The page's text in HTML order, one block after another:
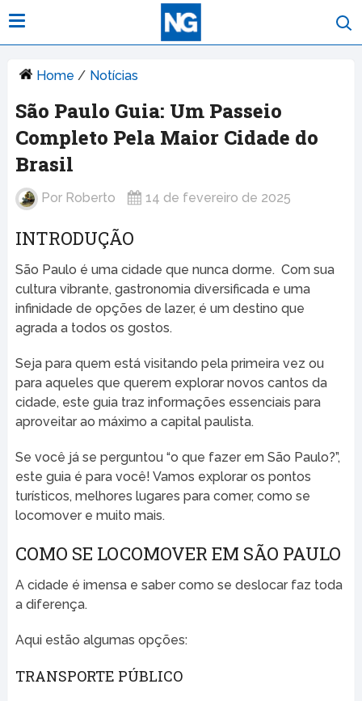
Home / Notícias
São Paulo Guia: Um Passeio
Completo Pela Maior Cidade do
Brasil
Por Roberto 14 de fevereiro de 2025
INTRODUÇÃO
São Paulo é uma cidade que nunca dorme. Com sua
cultura vibrante, gastronomia diversificada e uma
infinidade de opções de lazer, é um destino que
agrada a todos os gostos.
Seja para quem está visitando pela primeira vez ou
para aqueles que querem explorar novos cantos da
cidade, este guia traz informações essenciais para
aproveitar ao máximo a capital paulista.
Se você já se perguntou “o que fazer em São Paulo?”,
este guia é para você! Vamos explorar os pontos
turísticos, melhores lugares para comer, como se
locomover e muito mais.
COMO SE LOCOMOVER EM SÃO PAULO
A cidade é imensa e saber como se deslocar faz toda
a diferença.
Aqui estão algumas opções:
TRANSPORTE PÚBLICO